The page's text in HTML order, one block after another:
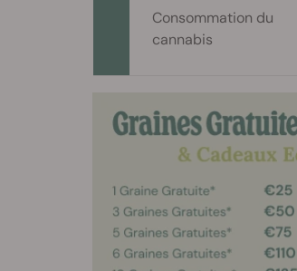
Consommation du
cannabis